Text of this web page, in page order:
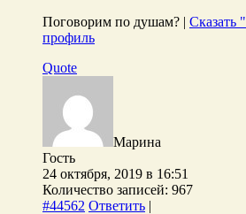
Поговорим по душам? | Сказать "
профиль
Quote
Марина
Гость
24 октября, 2019 в 16:51
Количество записей: 967
#44562 Ответить |